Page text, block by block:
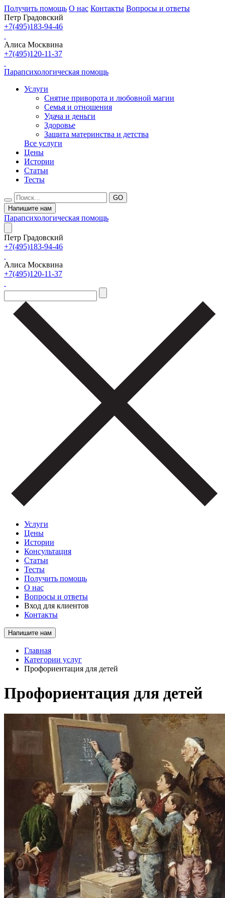
Получить помощь О нас Контакты Вопросы и ответы
Петр Градовский
+7(495)183-94-46
Алиса Москвина
+7(495)120-11-37
Парапсихологическая помощь
Услуги
Снятие приворота и любовной магии
Семья и отношения
Удача и деньги
Здоровье
Защита материнства и детства
Все услуги
Цены
Истории
Статьи
Тесты
Напишите нам
Парапсихологическая помощь
Петр Градовский
+7(495)183-94-46
Алиса Москвина
+7(495)120-11-37
Услуги
Цены
Истории
Консультация
Статьи
Тесты
Получить помощь
О нас
Вопросы и ответы
Вход для клиентов
Контакты
Напишите нам
Главная
Категории услуг
Профориентация для детей
Профориентация для детей